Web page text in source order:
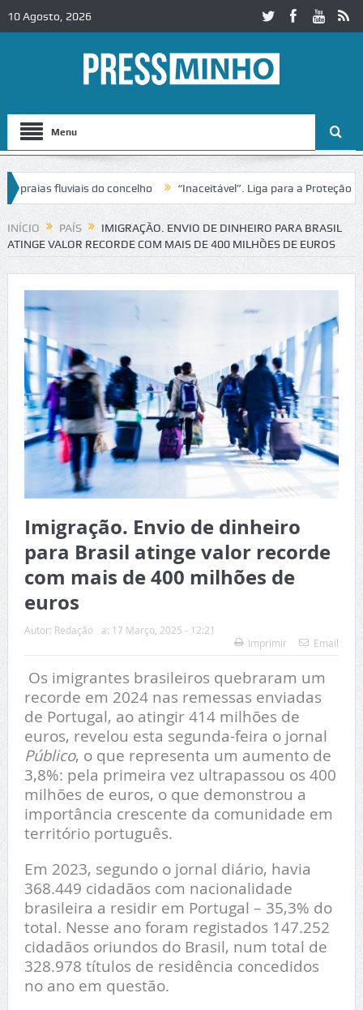
10 Agosto, 2026
Menu
fluviais do concelho “Inaceitável”. Liga para a Proteção da
INÍCIO PAÍS
IMIGRAÇÃO. ENVIO DE DINHEIRO PARA BRASIL
ATINGE VALOR RECORDE COM MAIS DE 400 MILHÕES DE EUROS
Imigração. Envio de dinheiro
para Brasil atinge valor recorde
com mais de 400 milhões de
euros
Autor: Redação a: 17 Março, 2025 - 12:21
Imprimir
Email
Os imigrantes brasileiros quebraram um
recorde em 2024 nas remessas enviadas
de Portugal, ao atingir 414 milhões de
euros, revelou esta segunda-feira o jornal
Público, o que representa um aumento de
3,8%: pela primeira vez ultrapassou os 400
milhões de euros, o que demonstrou a
importância crescente da comunidade em
território português.
Em 2023, segundo o jornal diário, havia
368.449 cidadãos com nacionalidade
brasileira a residir em Portugal – 35,3% do
total. Nesse ano foram registados 147.252
cidadãos oriundos do Brasil, num total de
328.978 títulos de residência concedidos
no ano em questão.